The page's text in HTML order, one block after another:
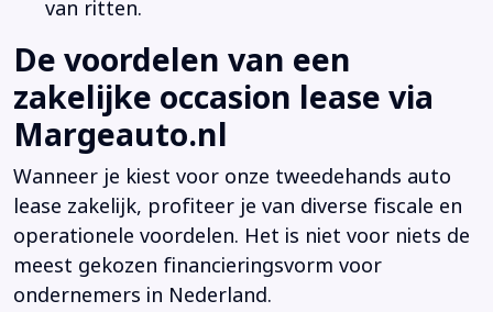
van ritten.
De voordelen van een
zakelijke occasion lease via
Margeauto.nl
Wanneer je kiest voor onze tweedehands auto
lease zakelijk, profiteer je van diverse fiscale en
operationele voordelen. Het is niet voor niets de
meest gekozen financieringsvorm voor
ondernemers in Nederland.